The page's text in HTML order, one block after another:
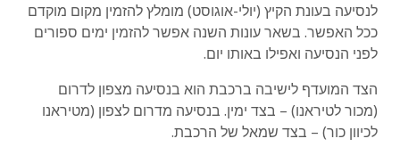
לנסיעה בעונת הקיץ (יולי-אוגוסט) מומלץ להזמין מקום מוקדם
ככל האפשר. בשאר עונות השנה אפשר להזמין ימים ספורים
לפני הנסיעה ואפילו באותו יום.
הצד המועדף לישיבה ברכבת הוא בנסיעה מצפון לדרום
(מכור לטיראנו) – בצד ימין. בנסיעה מדרום לצפון (מטיראנו
לכיוון כור) – בצד שמאל של הרכבת.